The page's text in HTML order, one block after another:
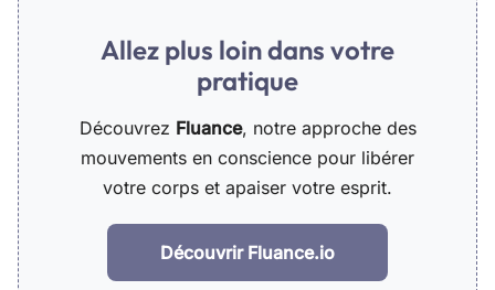
Allez plus loin dans votre
pratique
Découvrez Fluance, notre approche des
mouvements en conscience pour libérer
votre corps et apaiser votre esprit.
Découvrir Fluance.io